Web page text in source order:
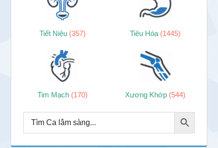
Tiết Niệu (357) Tiêu Hóa (1445)
Tim Mạch (170) Xương Khớp (544)